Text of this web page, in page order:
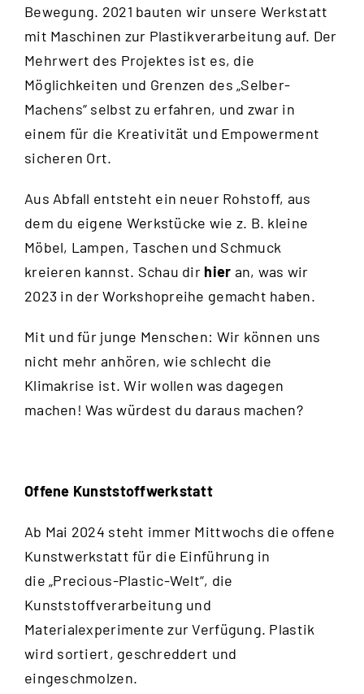
Bewegung. 2021 bauten wir unsere Werkstatt
mit Maschinen zur Plastikverarbeitung auf. Der
Mehrwert des Projektes ist es, die
Möglichkeiten und Grenzen des „Selber-
Machens“ selbst zu erfahren, und zwar in
einem für die Kreativität und Empowerment
sicheren Ort.
Aus Abfall entsteht ein neuer Rohstoff, aus
dem du eigene Werkstücke wie z. B. kleine
Möbel, Lampen, Taschen und Schmuck
kreieren kannst. Schau dir hier an, was wir
2023 in der Workshopreihe gemacht haben.
Mit und für junge Menschen: Wir können uns
nicht mehr anhören, wie schlecht die
Klimakrise ist. Wir wollen was dagegen
machen! Was würdest du daraus machen?
Offene Kunststoffwerkstatt
Ab Mai 2024 steht immer Mittwochs die offene
Kunstwerkstatt für die Einführung in
die „Precious-Plastic-Welt“, die
Kunststoffverarbeitung und
Materialexperimente zur Verfügung. Plastik
wird sortiert, geschreddert und
eingeschmolzen.